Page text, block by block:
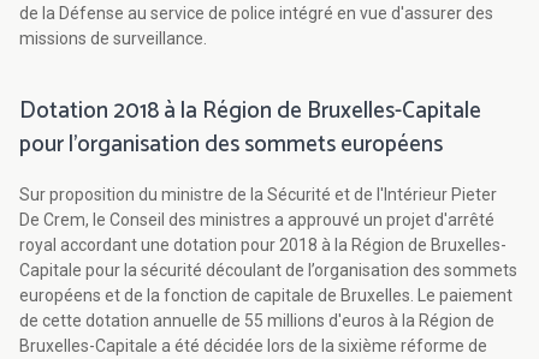
de la Défense au service de police intégré en vue d'assurer des
missions de surveillance.
Dotation 2018 à la Région de Bruxelles-Capitale
pour l'organisation des sommets européens
Sur proposition du ministre de la Sécurité et de l'Intérieur Pieter
De Crem, le Conseil des ministres a approuvé un projet d'arrêté
royal accordant une dotation pour 2018 à la Région de Bruxelles-
Capitale pour la sécurité découlant de l’organisation des sommets
européens et de la fonction de capitale de Bruxelles. Le paiement
de cette dotation annuelle de 55 millions d'euros à la Région de
Bruxelles-Capitale a été décidée lors de la sixième réforme de